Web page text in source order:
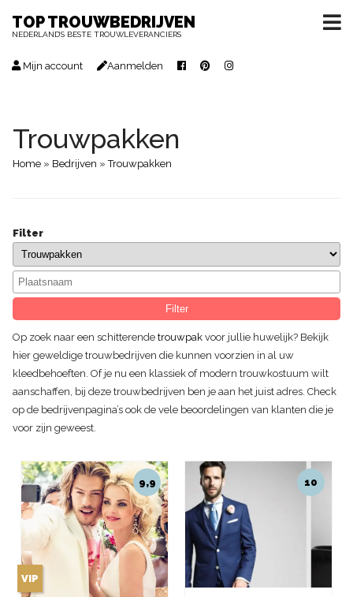
TOP TROUWBEDRIJVEN
NEDERLAND’S BESTE TROUWLEVERANCIERS
Mijn account Aanmelden
Trouwpakken
Home » Bedrijven »Trouwpakken
Filter
Filter
Op zoek naar een schitterende trouwpak voor jullie huwelijk? Bekijk
hier geweldige trouwbedrijven die kunnen voorzien in al uw
kleedbehoeften. Of je nu een klassiek of modern trouwkostuum wilt
aanschaffen, bij deze trouwbedrijven ben je aan het juist adres. Check
op de bedrijvenpagina’s ook de vele beoordelingen van klanten die je
voor zijn geweest.
VIP
9,9 10